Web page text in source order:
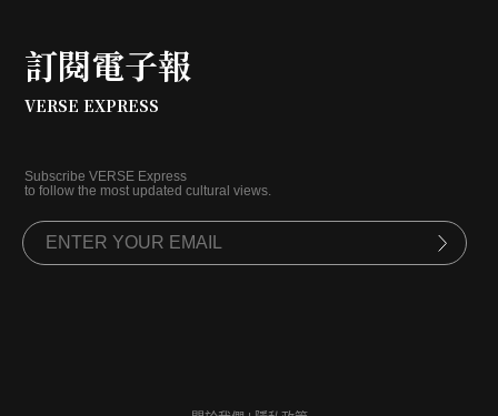
訂閱電子報
VERSE EXPRESS
Subscribe VERSE Express
to follow the most updated cultural views.